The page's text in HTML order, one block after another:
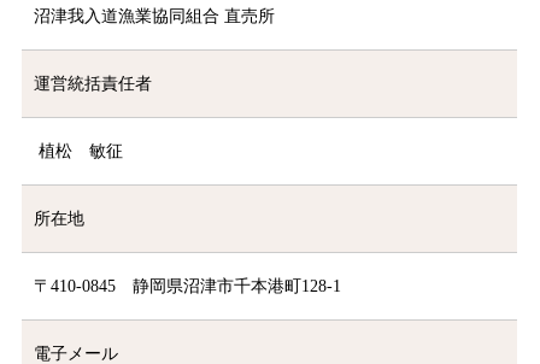
沼津我入道漁業協同組合 直売所
運営統括責任者
植松 敏征
所在地
〒410-0845 静岡県沼津市千本港町128-1
電子メール